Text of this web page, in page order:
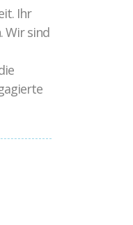
Ihr
Wir sind